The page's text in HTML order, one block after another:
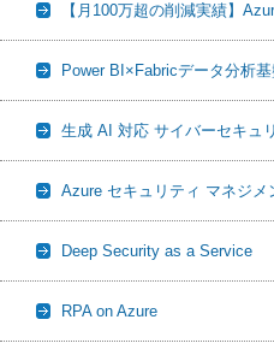
【月100万超の削減実績】
Power BI×Fabricデータ分析
生成 AI 対応 サイバーセキュ
Azure セキュリティ マネジメ
Deep Security as a Service
RPA on Azure